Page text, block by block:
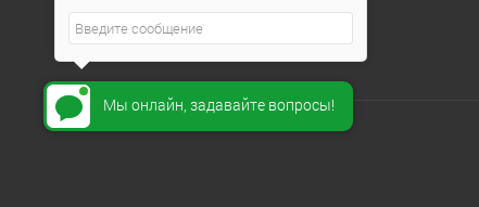
Мы онлайн, задавайте вопросы!